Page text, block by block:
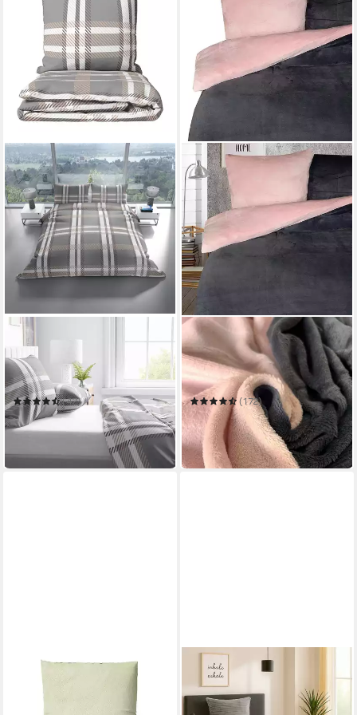
LEONADO VICENTI
Bettwäsche Winter flauschig
warm
135 x 200 cm B/L
(42)
ab 18,50 € 24,42 €
-24%
in 2-3 Werktagen bei dir
ONE HOME
Bettwäsche Winter
Cashmere Touch
135 x 200 cm B/L
(172)
ab 27,90 € UVP 34,95 €
-20%
in 2-3 Werktagen bei dir